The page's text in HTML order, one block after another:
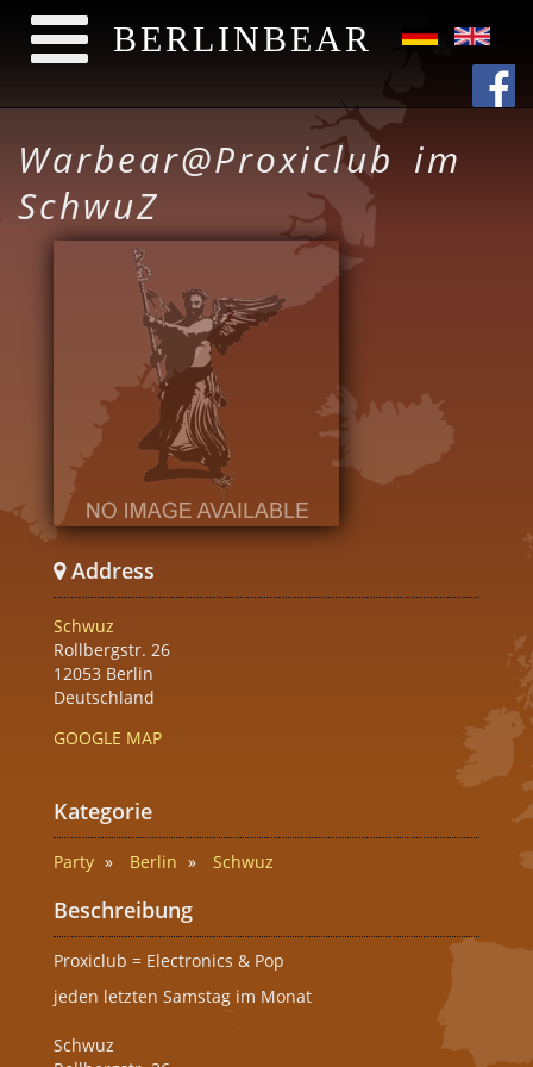
BERLINBEAR
Warbear@Proxiclub im
SchwuZ
Address
Schwuz
Rollbergstr. 26
12053 Berlin
Deutschland
GOOGLE MAP
Kategorie
Party Berlin Schwuz
Beschreibung
Proxiclub = Electronics & Pop
jeden letzten Samstag im Monat
Schwuz